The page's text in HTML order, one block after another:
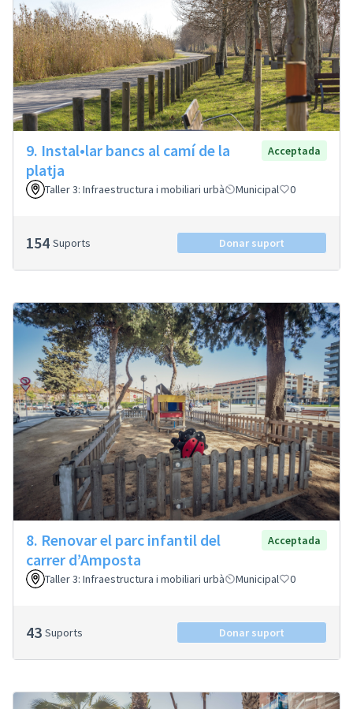
9. Instal•lar bancs al camí de la
platja
Acceptada
Taller 3: Infraestructura i mobiliari urbà Municipal 0
154 Suports Donar suport
8. Renovar el parc infantil del
carrer d’Amposta
Acceptada
Taller 3: Infraestructura i mobiliari urbà Municipal 0
43 Suports Donar suport